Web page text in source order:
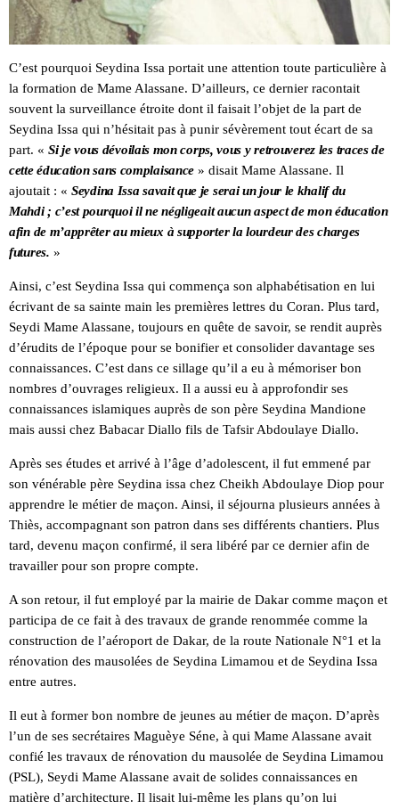
C’est pourquoi Seydina Issa portait une attention toute particulière à
la formation de Mame Alassane. D’ailleurs, ce dernier racontait
souvent la surveillance étroite dont il faisait l’objet de la part de
Seydina Issa qui n’hésitait pas à punir sévèrement tout écart de sa
part. « Si je vous dévoilais mon corps, vous y retrouverez les traces de
cette éducation sans complaisance » disait Mame Alassane. Il
ajoutait : « Seydina Issa savait que je serai un jour le khalif du
Mahdi ; c’est pourquoi il ne négligeait aucun aspect de mon éducation
afin de m’apprêter au mieux à supporter la lourdeur des charges
futures. »
Ainsi, c’est Seydina Issa qui commença son alphabétisation en lui
écrivant de sa sainte main les premières lettres du Coran. Plus tard,
Seydi Mame Alassane, toujours en quête de savoir, se rendit auprès
d’érudits de l’époque pour se bonifier et consolider davantage ses
connaissances. C’est dans ce sillage qu’il a eu à mémoriser bon
nombres d’ouvrages religieux. Il a aussi eu à approfondir ses
connaissances islamiques auprès de son père Seydina Mandione
mais aussi chez Babacar Diallo fils de Tafsir Abdoulaye Diallo.
Après ses études et arrivé à l’âge d’adolescent, il fut emmené par
son vénérable père Seydina issa chez Cheikh Abdoulaye Diop pour
apprendre le métier de maçon. Ainsi, il séjourna plusieurs années à
Thiès, accompagnant son patron dans ses différents chantiers. Plus
tard, devenu maçon confirmé, il sera libéré par ce dernier afin de
travailler pour son propre compte.
A son retour, il fut employé par la mairie de Dakar comme maçon et
participa de ce fait à des travaux de grande renommée comme la
construction de l’aéroport de Dakar, de la route Nationale N°1 et la
rénovation des mausolées de Seydina Limamou et de Seydina Issa
entre autres.
Il eut à former bon nombre de jeunes au métier de maçon. D’après
l’un de ses secrétaires Maguèye Séne, à qui Mame Alassane avait
confié les travaux de rénovation du mausolée de Seydina Limamou
(PSL), Seydi Mame Alassane avait de solides connaissances en
matière d’architecture. Il lisait lui-même les plans qu’on lui